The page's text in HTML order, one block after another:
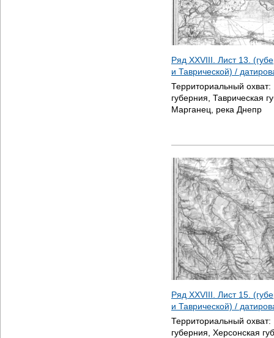
Ряд XXVIII. Лист 13.
и Таврической) /
Территориальный охват:
губерния, Таврическая
Марганец, река Днепр
Ряд XXVIII. Лист 15.
и Таврической) /
Территориальный охват:
губерния, Херсонская